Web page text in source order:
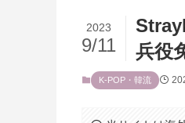
兵役
2023
9/11
K-POP・韓流